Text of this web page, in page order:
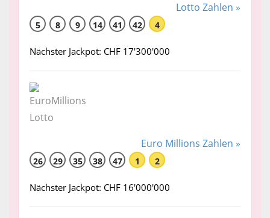
Lotto Zahlen »
5 8 9 14 41 42 4
Nächster Jackpot: CHF 17'300'000
Euro Millions Zahlen »
26 29 35 38 47 1 2
Nächster Jackpot: CHF 16'000'000